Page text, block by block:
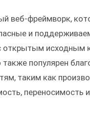
веб-фреймворк,
и
открытым исходным
также популярен
таким как
переносимость